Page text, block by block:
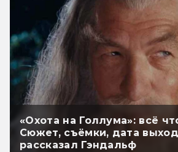
«Охота на Голлума»: всё
Сюжет, съёмки, дата
рассказал Гэндальф